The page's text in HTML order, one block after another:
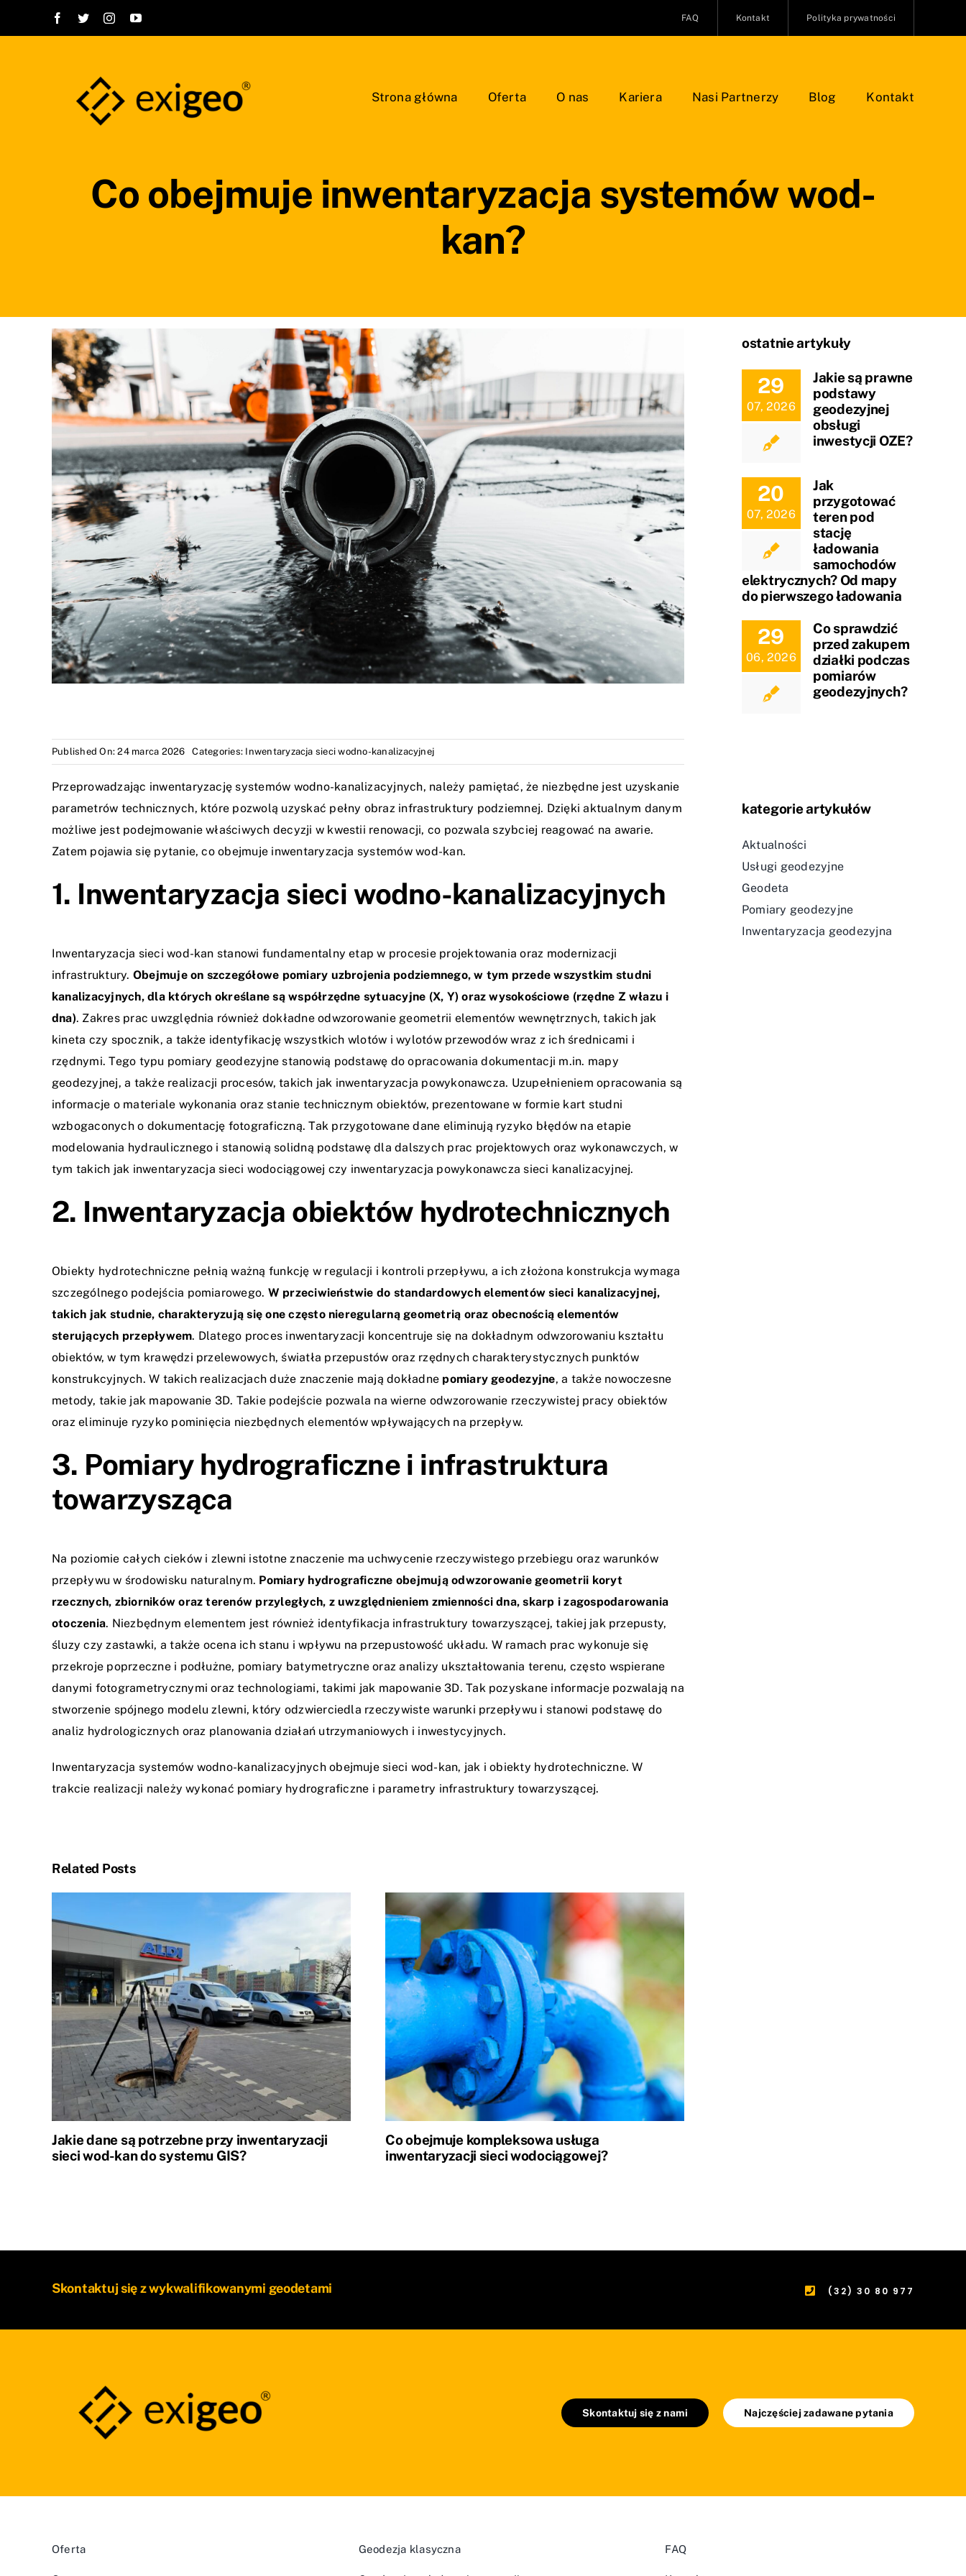
FAQ Kontakt Polityka prywatności
Strona główna Oferta O nas Kariera Nasi Partnerzy Blog Kontakt
Co obejmuje inwentaryzacja systemów wod-
kan?
Published On: 24 marca 2026 Categories: Inwentaryzacja sieci wodno-kanalizacyjnej
Przeprowadzając inwentaryzację systemów wodno-kanalizacyjnych, należy pamiętać, że niezbędne jest uzyskanie
parametrów technicznych, które pozwolą uzyskać pełny obraz infrastruktury podziemnej. Dzięki aktualnym danym
możliwe jest podejmowanie właściwych decyzji w kwestii renowacji, co pozwala szybciej reagować na awarie.
Zatem pojawia się pytanie, co obejmuje inwentaryzacja systemów wod-kan.
1. Inwentaryzacja sieci wodno-kanalizacyjnych
Inwentaryzacja sieci wod-kan stanowi fundamentalny etap w procesie projektowania oraz modernizacji
infrastruktury. Obejmuje on szczegółowe pomiary uzbrojenia podziemnego, w tym przede wszystkim studni
kanalizacyjnych, dla których określane są współrzędne sytuacyjne (X, Y) oraz wysokościowe (rzędne Z włazu i
dna). Zakres prac uwzględnia również dokładne odwzorowanie geometrii elementów wewnętrznych, takich jak
kineta czy spocznik, a także identyfikację wszystkich wlotów i wylotów przewodów wraz z ich średnicami i
rzędnymi. Tego typu pomiary geodezyjne stanowią podstawę do opracowania dokumentacji m.in. mapy
geodezyjnej, a także realizacji procesów, takich jak inwentaryzacja powykonawcza. Uzupełnieniem opracowania są
informacje o materiale wykonania oraz stanie technicznym obiektów, prezentowane w formie kart studni
wzbogaconych o dokumentację fotograficzną. Tak przygotowane dane eliminują ryzyko błędów na etapie
modelowania hydraulicznego i stanowią solidną podstawę dla dalszych prac projektowych oraz wykonawczych, w
tym takich jak inwentaryzacja sieci wodociągowej czy inwentaryzacja powykonawcza sieci kanalizacyjnej.
2. Inwentaryzacja obiektów hydrotechnicznych
Obiekty hydrotechniczne pełnią ważną funkcję w regulacji i kontroli przepływu, a ich złożona konstrukcja wymaga
szczególnego podejścia pomiarowego. W przeciwieństwie do standardowych elementów sieci kanalizacyjnej,
takich jak studnie, charakteryzują się one często nieregularną geometrią oraz obecnością elementów
sterujących przepływem. Dlatego proces inwentaryzacji koncentruje się na dokładnym odwzorowaniu kształtu
obiektów, w tym krawędzi przelewowych, światła przepustów oraz rzędnych charakterystycznych punktów
konstrukcyjnych. W takich realizacjach duże znaczenie mają dokładne pomiary geodezyjne, a także nowoczesne
metody, takie jak mapowanie 3D. Takie podejście pozwala na wierne odwzorowanie rzeczywistej pracy obiektów
oraz eliminuje ryzyko pominięcia niezbędnych elementów wpływających na przepływ.
3. Pomiary hydrograficzne i infrastruktura
towarzysząca
Na poziomie całych cieków i zlewni istotne znaczenie ma uchwycenie rzeczywistego przebiegu oraz warunków
przepływu w środowisku naturalnym. Pomiary hydrograficzne obejmują odwzorowanie geometrii koryt
rzecznych, zbiorników oraz terenów przyległych, z uwzględnieniem zmienności dna, skarp i zagospodarowania
otoczenia. Niezbędnym elementem jest również identyfikacja infrastruktury towarzyszącej, takiej jak przepusty,
śluzy czy zastawki, a także ocena ich stanu i wpływu na przepustowość układu. W ramach prac wykonuje się
przekroje poprzeczne i podłużne, pomiary batymetryczne oraz analizy ukształtowania terenu, często wspierane
danymi fotogrametrycznymi oraz technologiami, takimi jak mapowanie 3D. Tak pozyskane informacje pozwalają na
stworzenie spójnego modelu zlewni, który odzwierciedla rzeczywiste warunki przepływu i stanowi podstawę do
analiz hydrologicznych oraz planowania działań utrzymaniowych i inwestycyjnych.
Inwentaryzacja systemów wodno-kanalizacyjnych obejmuje sieci wod-kan, jak i obiekty hydrotechniczne. W
trakcie realizacji należy wykonać pomiary hydrograficzne i parametry infrastruktury towarzyszącej.
Related Posts
Jakie dane są potrzebne przy inwentaryzacji
sieci wod-kan do systemu GIS?
Co obejmuje kompleksowa usługa
inwentaryzacji sieci wodociągowej?
ostatnie artykuły
29
07, 2026
Jakie są prawne
podstawy
geodezyjnej
obsługi
inwestycji OZE?
20
07, 2026
Jak
przygotować
teren pod
stację
ładowania
samochodów
elektrycznych? Od mapy
do pierwszego ładowania
29
06, 2026
Co sprawdzić
przed zakupem
działki podczas
pomiarów
geodezyjnych?
kategorie artykułów
Aktualności
Usługi geodezyjne
Geodeta
Pomiary geodezyjne
Inwentaryzacja geodezyjna
Skontaktuj się z wykwalifikowanymi geodetami (32) 30 80 977
Skontaktuj się z nami Najczęściej zadawane pytania
Oferta Geodezja klasyczna FAQ